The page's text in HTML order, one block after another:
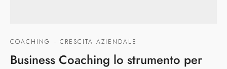
COACHING · CRESCITA AZIENDALE
Business Coaching lo strumento per